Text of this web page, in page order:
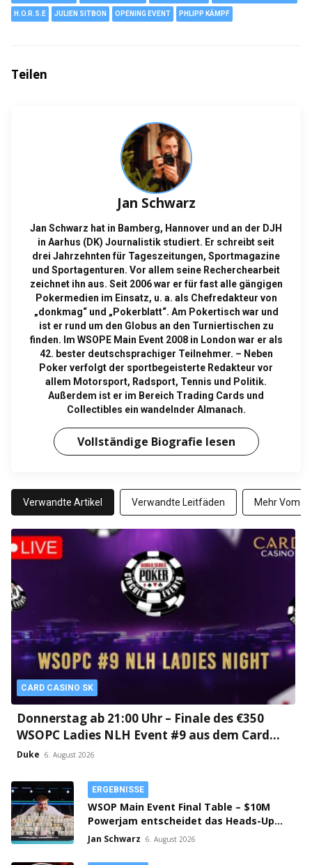
H.O.R.S.E JULIEN SITBON OPENING EVENT PHLIPP KÄMPF
Teilen
Jan Schwarz
Jan Schwarz hat in Bamberg, Hannover und an der DJH
in Aarhus (DK) Journalistik studiert. Er schreibt seit
drei Jahrzehnten für Tageszeitungen, Sportmagazine
und Sportagenturen. Vor allem seine Recherchearbeit
zeichnet ihn aus. Seit 2006 war er für fast alle gängigen
Pokermedien im Einsatz, u. a. als Chefredakteur von
„donkmag“ und „Pokerblatt“. Am Pokertisch war und
ist er rund um den Globus an den Turniertischen zu
finden. Im WSOPE Main Event 2008 in London war er als
42. bester deutschsprachiger Teilnehmer. – Neben
Poker verfolgt der sportbegeisterte Redakteur vor
allem Motorsport, Radsport, Tennis und Politik.
Außerdem ist er im Bereich Trading Cards und
Collectibles ein wandelnder Almanach.
Vollständige Biografie lesen
Verwandte Artikel Verwandte Leitfäden Mehr Vom
CARD CASINO SK
Donnerstag ab 21:00 Uhr – Finale des €350
WSOPC Ladies NLH Event #9 aus dem Card
Casino SK!
Duke 6. August 2026
ERGEBNISSE
WSOP Main Event Final Table – $10M
Powerjam entscheidet das Heads-Up
zwischen Jumalon und Saaskilahti!
Jan Schwarz 6. August 2026